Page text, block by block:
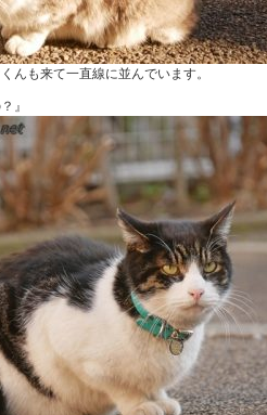
んも来て一直線に並んでいます。
』